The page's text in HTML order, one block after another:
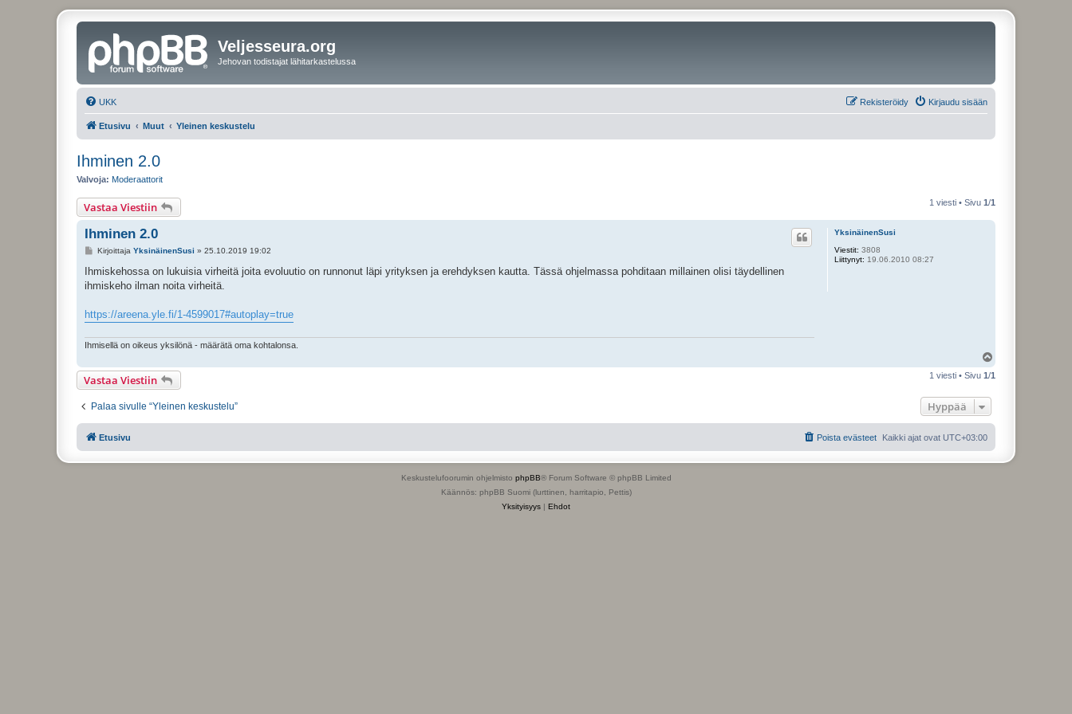
Veljesseura.org
Jehovan todistajat lähitarkastelussa
UKK Kirjaudu sisään
Rekisteröidy
Etusivu Muut Yleinen keskustelu
Ihminen 2.0
Valvoja: Moderaattorit
Vastaa Viestiin 1 viesti • Sivu 1/1
YksinäinenSusi
Viestit: 3808
Liittynyt: 19.06.2010 08:27
Ihminen 2.0
V
e
t
Kirjoittaja YksinäinenSusi » 25.10.2019 19:02
Ihmiskehossa on lukuisia virheitä joita evoluutio on runnonut läpi yrityksen ja erehdyksen kautta. Tässä ohjelmassa pohditaan millainen olisi täydellinen
ihmiskeho ilman noita virheitä.
https://areena.yle.fi/1-4599017#autoplay=true
Ihmisellä on oikeus yksilönä - määrätä oma kohtalonsa.
ö
Vastaa Viestiin 1 viesti • Sivu 1/1
Palaa sivulle “Yleinen keskustelu” Hyppää
Etusivu Kaikki ajat ovat UTC+03:00
Poista evästeet
Keskustelufoorumin ohjelmisto phpBB® Forum Software © phpBB Limited
Käännös: phpBB Suomi (lurttinen, harritapio, Pettis)
Yksityisyys | Ehdot